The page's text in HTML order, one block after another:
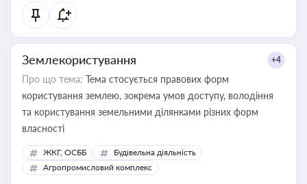
Землекористування +4
Про що тема: Тема стосується правових форм
користування землею, зокрема умов доступу, володіння
та користування земельними ділянками різних форм
власності
ЖКГ, ОСББ
Будівельна діяльність
Агропромисловий комплекс